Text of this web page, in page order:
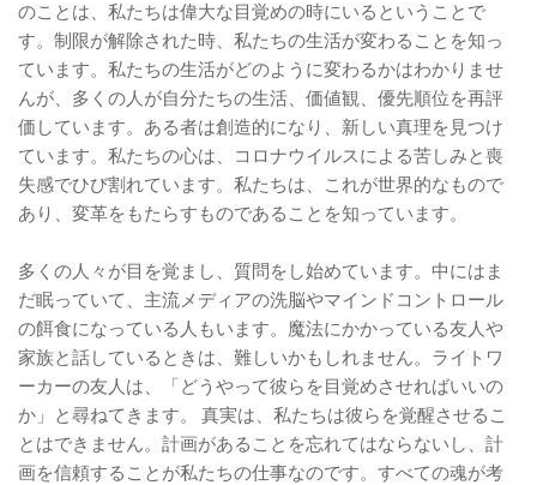
のことは、私たちは偉大な目覚めの時にいるということで
す。制限が解除された時、私たちの生活が変わることを知っ
ています。私たちの生活がどのように変わるかはわかりませ
んが、多くの人が自分たちの生活、価値観、優先順位を再評
価しています。ある者は創造的になり、新しい真理を見つけ
ています。私たちの心は、コロナウイルスによる苦しみと喪
失感でひび割れています。私たちは、これが世界的なもので
あり、変革をもたらすものであることを知っています。
多くの人々が目を覚まし、質問をし始めています。中にはま
だ眠っていて、主流メディアの洗脳やマインドコントロール
の餌食になっている人もいます。魔法にかかっている友人や
家族と話しているときは、難しいかもしれません。ライトワ
ーカーの友人は、「どうやって彼らを目覚めさせればいいの
か」と尋ねてきます。 真実は、私たちは彼らを覚醒させるこ
とはできません。計画があることを忘れてはならないし、計
画を信頼することが私たちの仕事なのです。すべての魂が考